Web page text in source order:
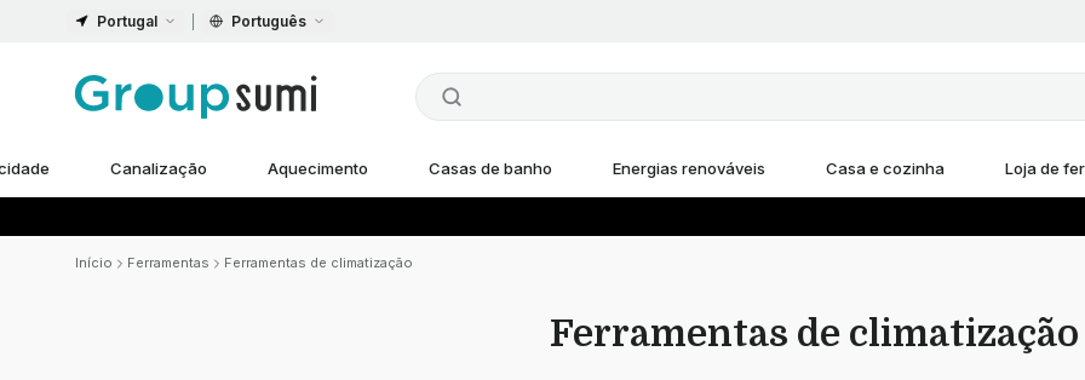
Portugal Português
Canalização Aquecimento Casas de banho Energias renováveis Casa e cozinha Loja de
Início Ferramentas Ferramentas de climatização
Ferramentas de climatização